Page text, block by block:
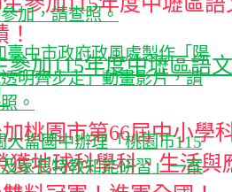
參加115年度中壢區語
加，請查照。
臺中市政府政風處製作「陽
明齊步走」動畫影片，請
。
大崙國中辦理「桃園市115
家長特教知能研習」一案